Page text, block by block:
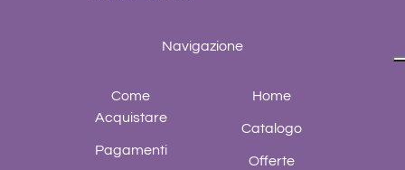
Navigazione
Come
Acquistare
Pagamenti
Home
Catalogo
Offerte